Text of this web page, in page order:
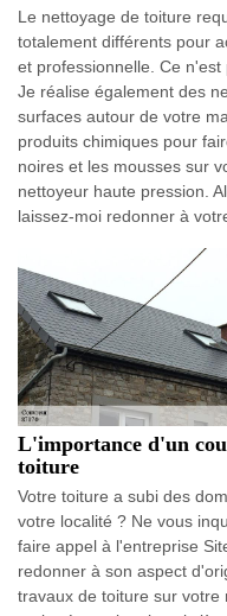
Le nettoyage de toiture
totalement différents pour
et professionnelle. Ce n'est
Je réalise également des
surfaces autour de votre
produits chimiques pour
noires et les mousses sur
nettoyeur haute pression.
laissez-moi redonner à
L'importance d'un
toiture
Votre toiture a subi des
votre localité ? Ne vous
faire appel à l'entreprise
redonner à son aspect
travaux de toiture sur votre